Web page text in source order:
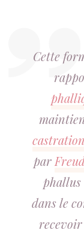
Cette
castration
par
phallus
dans le
recevoir